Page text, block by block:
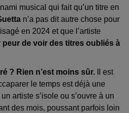
musical qui fait qu’un titre en
n’a pas dit autre chose pour
en 2024 et que l’artiste
peur de voir des titres oubliés à
? Rien n’est moins sûr. Il est
le temps est déjà une
artiste s’isole ou s’ouvre à un
des mois, poussant parfois loin